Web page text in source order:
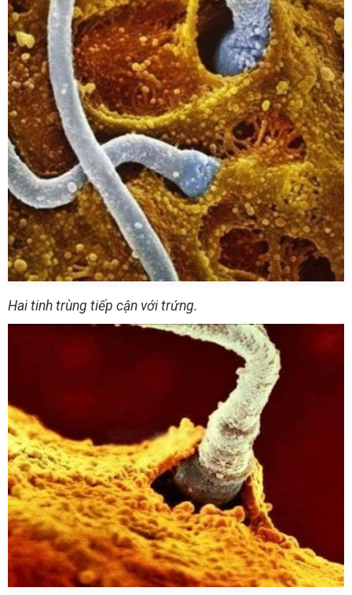
Hai tinh trùng tiếp cận với trứng.